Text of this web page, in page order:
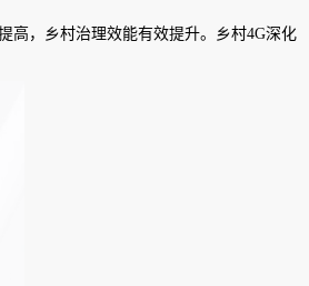
高，乡村治理效能有效提升。乡村4G深化